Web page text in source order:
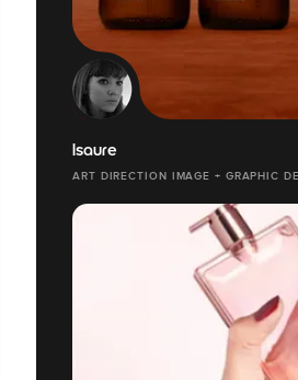
Isaure
ART DIRECTION IMAGE + GRAPHIC